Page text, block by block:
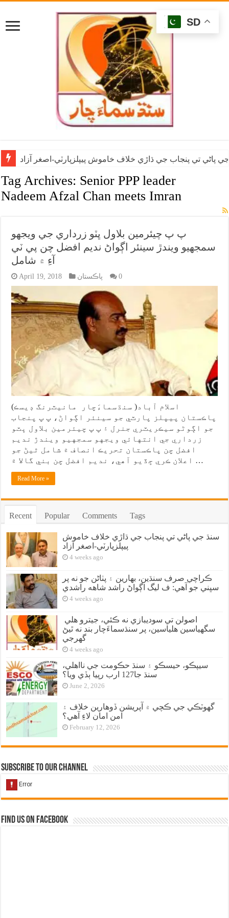
پاڻي تي پنجاب جي ڌاڙي خلاف خاموش پيپلزپارٽي-اصغر آزاد
Tag Archives: Senior PPP leader
Nadeem Afzal Chan meets Imran
پ پ چيئرمين بلاول ڀٽو زرداري جي ويجهو
سمجهيو ويندڙ سينئر اڳواڻ نديم افضل چن پي ٽي
آءِ ۾ شامل
April 19, 2018 پاڪستان 0
اسلام آباد( سنڌسماءَچار مانيٽرنگ ڊيسڪ)
پاڪستان پيپلز پارٽي جو سينئر اڳواڻ، پ پ پنجاب
جو اڳوڻو سيڪريٽري جنرل ۽ پ پ چيئرمين بلاول ڀٽو
زرداري جي انتهائي ويجهو سمجهيو ويندڙ نديم
افضل چن پاڪستان تحريڪ انصاف ۾ شامل ٿيڻ جو
اعلان ڪري ڇڏيو آهي، نديم افضل چن بني گالا ۾ …
Read More »
Recent Popular Comments Tags
سنڌ جي پاڻي تي پنجاب جي ڌاڙي خلاف خاموش
پيپلزپارٽي-اصغر آزاد
4 weeks ago
ڪراچي صرف سنڌين، بهارين ۽ پٺاڻن جو نه پر
سڀني جو آهي: ف ليگ اڳواڻ راشد شاهه راشدي
4 weeks ago
سگهياسين هلياسين، پر سنڌسماءَچار بند نه ٿيڻ
گهرجي
4 weeks ago
سيپڪو، حيسڪو ۽ سنڌ حڪومت جي نااهلي،
سنڌ جا127 ارب رپيا ٻڏي ويا؟
June 2, 2026
گهوٽڪي جي ڪچي ۾ آپريشن ڏوهارين خلاف ۽
امن امان لاءِ آهي؟
February 12, 2026
Subscribe to our Channel
Find us on Facebook
SD